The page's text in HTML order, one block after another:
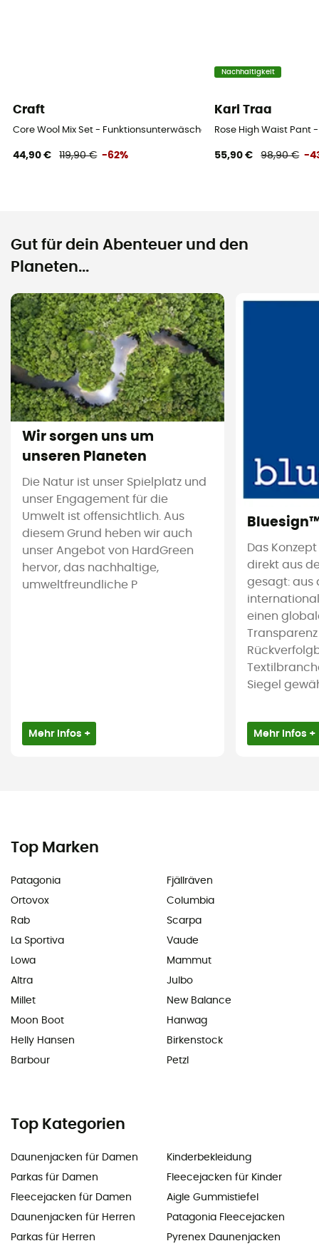
Craft
Core Wool Mix Set - Funktionsunterwäsche - Damen
44,90 € 119,90 € -62%
Nachhaltigkeit
Kari Traa
Rose High Waist Pant
55,90 € 98,90 € -
Gut für dein Abenteuer und den
Planeten...
Wir sorgen uns um
unseren Planeten
Die Natur ist unser Spielplatz und
unser Engagement für die
Umwelt ist offensichtlich. Aus
diesem Grund heben wir auch
unser Angebot von HardGreen
hervor, das nachhaltige,
umweltfreundliche P
Mehr Infos +
Das
direkt aus
gesagt: aus
einen
Siegel
Mehr Infos +
Top Marken
Patagonia
Ortovox
Rab
La Sportiva
Lowa
Altra
Millet
Moon Boot
Helly Hansen
Barbour
Fjällräven
Columbia
Scarpa
Vaude
Mammut
Julbo
New Balance
Hanwag
Birkenstock
Petzl
Top Kategorien
Daunenjacken für Damen
Parkas für Damen
Fleecejacken für Damen
Daunenjacken für Herren
Parkas für Herren
Kinderbekleidung
Fleecejacken für Kinder
Aigle Gummistiefel
Patagonia Fleecejacken
Pyrenex Daunenjacken